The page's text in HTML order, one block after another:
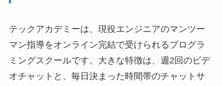
テックアカデミーは、現役エンジニアのマンツー
マン指導をオンライン完結で受けられるプログラ
ミングスクールです。大きな特徴は、週2回のビデ
オチャットと、毎日決まった時間帯のチャットサ